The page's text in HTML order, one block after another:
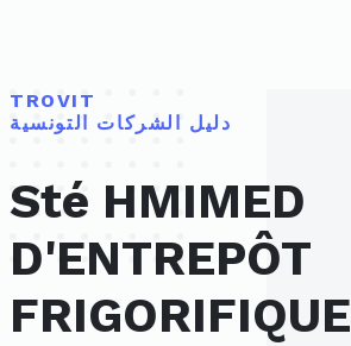
TROVIT
دليل الشركات التونسية
Sté HMIMED
D'ENTREPÔT
FRIGORIFIQUE